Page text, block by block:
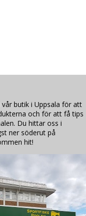
butik i Uppsala för att
och för att få tips
Du hittar oss i
ner söderut på
hit!